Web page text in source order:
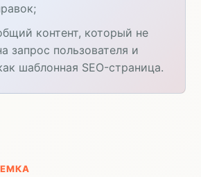
контент, который не
запрос пользователя и
шаблонная SEO-страница.